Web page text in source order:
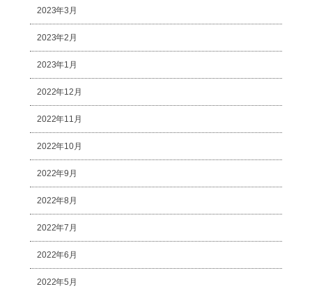
2023年3月
2023年2月
2023年1月
2022年12月
2022年11月
2022年10月
2022年9月
2022年8月
2022年7月
2022年6月
2022年5月